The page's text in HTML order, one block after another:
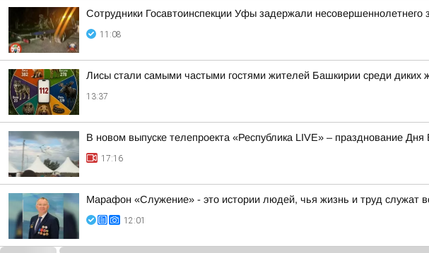
Сотрудники Госавтоинспекции Уфы задержали несовершеннолетнего
11:08
Лисы стали самыми частыми гостями жителей Башкирии среди диких
13:37
В новом выпуске телепроекта «Республика LIVE» – празднование
17:16
Марафон «Служение» - это истории людей, чья жизнь и труд служат
12:01